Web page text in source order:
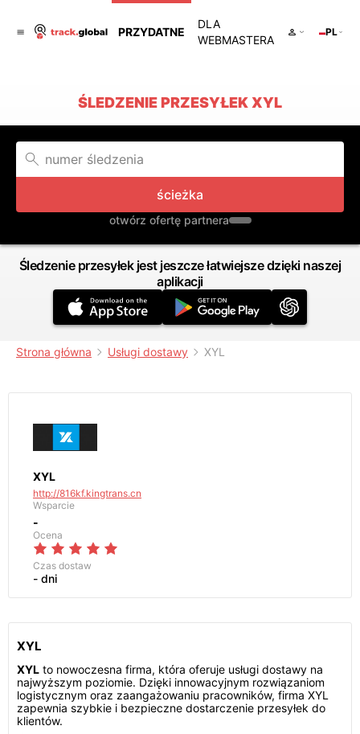
PRZYDATNE
DLA
WEBMASTERA
PL
ŚLEDZENIE PRZESYŁEK XYL
ścieżka
otwórz ofertę partnera
Śledzenie przesyłek jest jeszcze łatwiejsze dzięki naszej
aplikacji
Strona główna Usługi dostawy XYL
XYL
http://816kf.kingtrans.cn
Wsparcie
-
Ocena
Czas dostaw
- dni
XYL
XYL to nowoczesna firma, która oferuje usługi dostawy na
najwyższym poziomie. Dzięki innowacyjnym rozwiązaniom
logistycznym oraz zaangażowaniu pracowników, firma XYL
zapewnia szybkie i bezpieczne dostarczenie przesyłek do
klientów.